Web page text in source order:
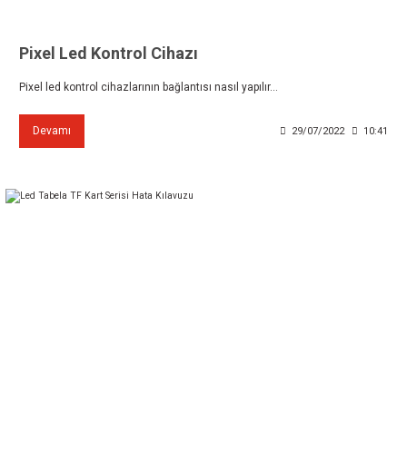
Pixel Led Kontrol Cihazı
Pixel led kontrol cihazlarının bağlantısı nasıl yapılır...
Devamı 29/07/2022 10:41